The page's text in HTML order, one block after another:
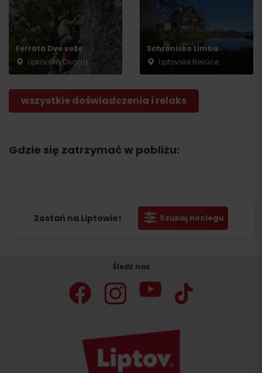
Ferrata Dve veže
Liptovská Osada
Schronisko Limba
Liptovské Revúce
wszystkie doświadczenia i relaks
Gdzie się zatrzymać w pobliżu:
Zostań na Liptowie! Szukaj noclegu
Śledź nas